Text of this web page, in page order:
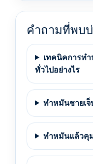
คำถามที่พบ
เทคนิคการท
ทั่วไปอย่างไร
ทำหมันชายเจ็
ทำหมันแล้วคุ